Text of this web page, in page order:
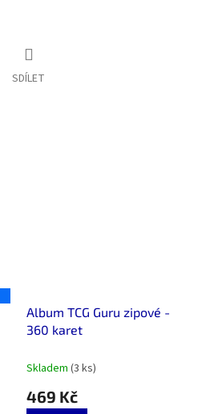
SDÍLET
Album TCG Guru zipové -
360 karet
Skladem (3 ks)
469 Kč